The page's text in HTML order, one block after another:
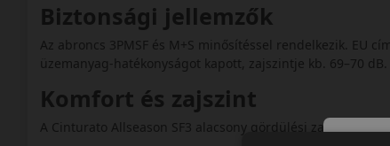
Biztonsági jellemzők
Az abroncs 3PMSF és M+S minősítéssel rendelkezik. EU
üzemanyag-hatékonyságot kapott, zajszintje kb. 69–70 dB.
Komfort és zajszint
A Cinturato Allseason SF3 alacsony gördülési zajjal